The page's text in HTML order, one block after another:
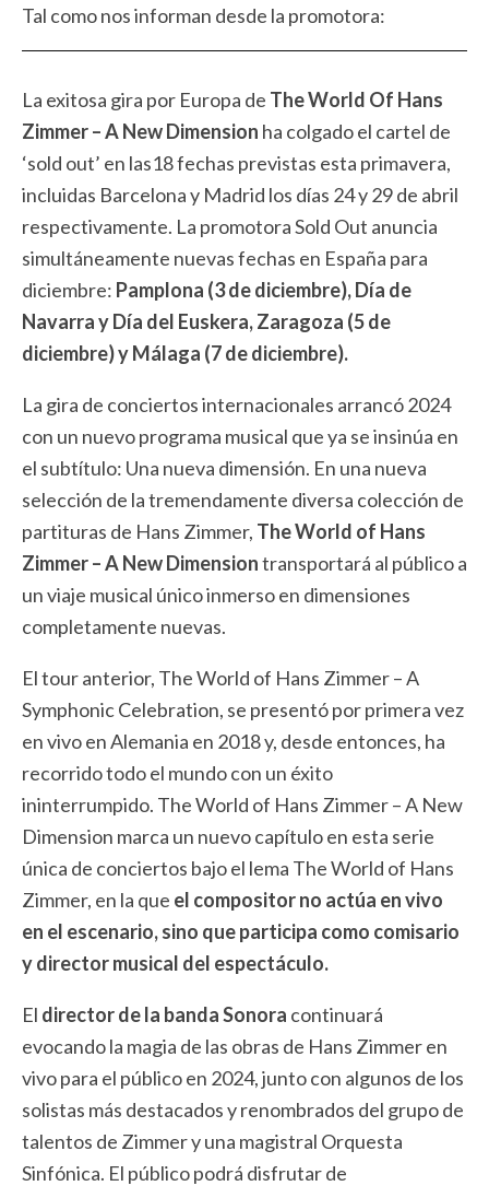
Tal como nos informan desde la promotora:
La exitosa gira por Europa de The World Of Hans
Zimmer – A New Dimension ha colgado el cartel de
‘sold out’ en las18 fechas previstas esta primavera,
incluidas Barcelona y Madrid los días 24 y 29 de abril
respectivamente. La promotora Sold Out anuncia
simultáneamente nuevas fechas en España para
diciembre: Pamplona (3 de diciembre), Día de
Navarra y Día del Euskera, Zaragoza (5 de
diciembre) y Málaga (7 de diciembre).
La gira de conciertos internacionales arrancó 2024
con un nuevo programa musical que ya se insinúa en
el subtítulo: Una nueva dimensión. En una nueva
selección de la tremendamente diversa colección de
partituras de Hans Zimmer, The World of Hans
Zimmer – A New Dimensiontransportará al público a
un viaje musical único inmerso en dimensiones
completamente nuevas.
El tour anterior, The World of Hans Zimmer – A
Symphonic Celebration, se presentó por primera vez
en vivo en Alemania en 2018 y, desde entonces, ha
recorrido todo el mundo con un éxito
ininterrumpido. The World of Hans Zimmer – A New
Dimension marca un nuevo capítulo en esta serie
única de conciertos bajo el lema The World of Hans
Zimmer, en la que el compositor no actúa en vivo
en el escenario, sino que participa como comisario
y director musical del espectáculo.
El director de la banda Sonora continuará
evocando la magia de las obras de Hans Zimmer en
vivo para el público en 2024, junto con algunos de los
solistas más destacados y renombrados del grupo de
talentos de Zimmer y una magistral Orquesta
Sinfónica. El público podrá disfrutar de